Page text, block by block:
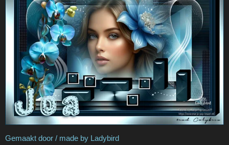
Gemaakt door / made by Ladybird